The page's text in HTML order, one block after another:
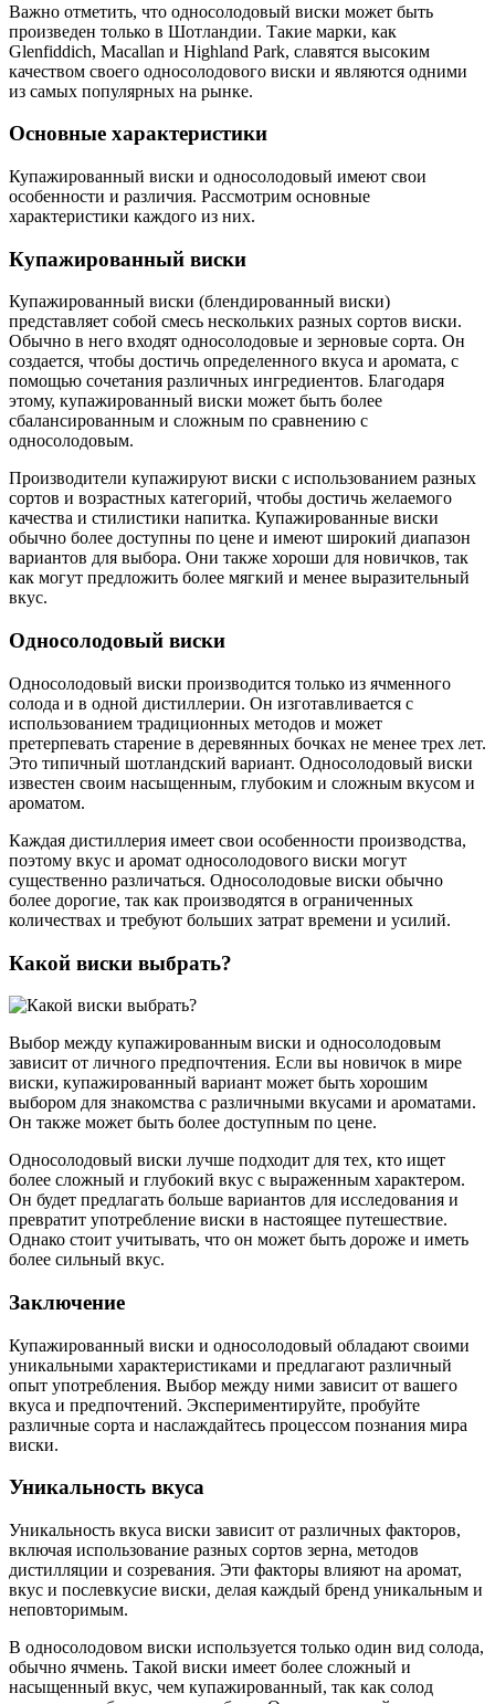
Важно отметить, что односолодовый виски может быть
произведен только в Шотландии. Такие марки, как
Glenfiddich, Macallan и Highland Park, славятся высоким
качеством своего односолодового виски и являются одними
из самых популярных на рынке.
Основные характеристики
Купажированный виски и односолодовый имеют свои
особенности и различия. Рассмотрим основные
характеристики каждого из них.
Купажированный виски
Купажированный виски (блендированный виски)
представляет собой смесь нескольких разных сортов виски.
Обычно в него входят односолодовые и зерновые сорта. Он
создается, чтобы достичь определенного вкуса и аромата, с
помощью сочетания различных ингредиентов. Благодаря
этому, купажированный виски может быть более
сбалансированным и сложным по сравнению с
односолодовым.
Производители купажируют виски с использованием разных
сортов и возрастных категорий, чтобы достичь желаемого
качества и стилистики напитка. Купажированные виски
обычно более доступны по цене и имеют широкий диапазон
вариантов для выбора. Они также хороши для новичков, так
как могут предложить более мягкий и менее выразительный
вкус.
Односолодовый виски
Односолодовый виски производится только из ячменного
солода и в одной дистиллерии. Он изготавливается с
использованием традиционных методов и может
претерпевать старение в деревянных бочках не менее трех лет.
Это типичный шотландский вариант. Односолодовый виски
известен своим насыщенным, глубоким и сложным вкусом и
ароматом.
Каждая дистиллерия имеет свои особенности производства,
поэтому вкус и аромат односолодового виски могут
существенно различаться. Односолодовые виски обычно
более дорогие, так как производятся в ограниченных
количествах и требуют больших затрат времени и усилий.
Какой виски выбрать?
Выбор между купажированным виски и односолодовым
зависит от личного предпочтения. Если вы новичок в мире
виски, купажированный вариант может быть хорошим
выбором для знакомства с различными вкусами и ароматами.
Он также может быть более доступным по цене.
Односолодовый виски лучше подходит для тех, кто ищет
более сложный и глубокий вкус с выраженным характером.
Он будет предлагать больше вариантов для исследования и
превратит употребление виски в настоящее путешествие.
Однако стоит учитывать, что он может быть дороже и иметь
более сильный вкус.
Заключение
Купажированный виски и односолодовый обладают своими
уникальными характеристиками и предлагают различный
опыт употребления. Выбор между ними зависит от вашего
вкуса и предпочтений. Экспериментируйте, пробуйте
различные сорта и наслаждайтесь процессом познания мира
виски.
Уникальность вкуса
Уникальность вкуса виски зависит от различных факторов,
включая использование разных сортов зерна, методов
дистилляции и созревания. Эти факторы влияют на аромат,
вкус и послевкусие виски, делая каждый бренд уникальным и
неповторимым.
В односолодовом виски используется только один вид солода,
обычно ячмень. Такой виски имеет более сложный и
насыщенный вкус, чем купажированный, так как солод